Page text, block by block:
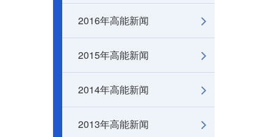
2016年高能新闻
2015年高能新闻
2014年高能新闻
2013年高能新闻